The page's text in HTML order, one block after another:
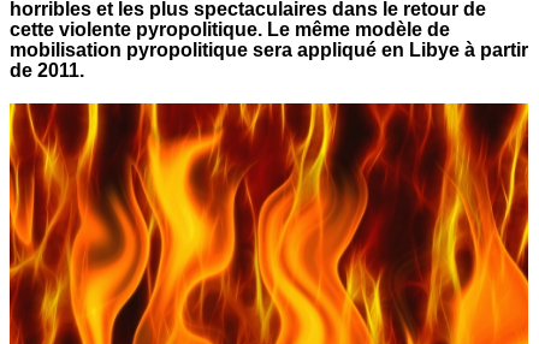
horribles et les plus spectaculaires dans le retour de
cette violente pyropolitique. Le même modèle de
mobilisation pyropolitique sera appliqué en Libye à partir
de 2011.